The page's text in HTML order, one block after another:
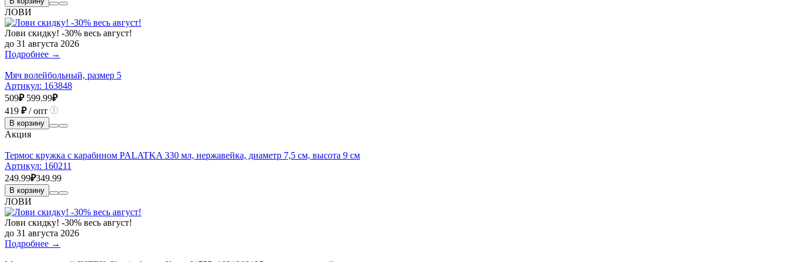
ЛОВИ
Лови скидку! -30% весь август!
до 31 августа 2026
Подробнее →
Мяч волейбольный, размер 5
Артикул: 163848
509₽ 599.99₽
419 ₽/ опт
В корзину
Акция
Термос кружка с карабином PALATKA 330 мл, нержавейка, диаметр 7,5 см, высота 9 см
Артикул: 160211
249.99₽349.99
В корзину
ЛОВИ
Лови скидку! -30% весь август!
до 31 августа 2026
Подробнее →